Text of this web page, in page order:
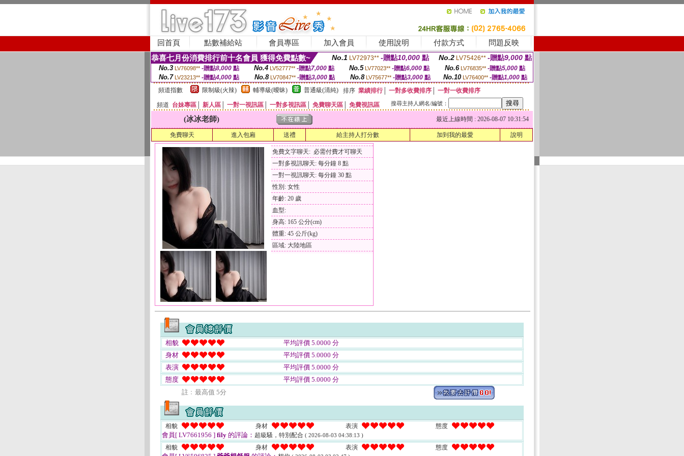
回首頁 點數補給站 會員專區 加入會員 使用說明 付款方式 問題反映
恭喜七月份消費排行前十名會員 獲得免費點數~ No.1 LV72973** -贈點10,000 點 No.2 LV75426** -贈點9,000 點
No.3 LV76098** -贈點8,000點 No.4 LV52777** -贈點7,000點 No.5 LV77023** -贈點6,000點 No.6 LV76835** -贈點5,000點
No.7 LV23213** -贈點4,000 點 No.8 LV70847** -贈點3,000 點 No.8 LV75677** -贈點3,000點 No.10 LV76400** -贈點1,000 點
頻道指數
限制級(火辣) 輔導級(曖昧) 普通級(清純) 排序 業績排行│ 一對多收費排序
一對一收費排序
頻道 台妹專區 新人區 一對一視訊區 一對多視訊區 免費聊天區 免費視訊區 搜尋主持人網名/編號：
(冰冰老師) 最近上線時間 : 2026-08-07 10:31:54
免費聊天 進入包廂 送禮 給主持人打分數 加到我的最愛 說明
免費文字聊天: 必需付費才可聊天
一對多視訊聊天: 每分鐘 8 點
一對一視訊聊天: 每分鐘 30 點
性別: 女性
年齡: 20 歲
血型:
身高: 165 公分(cm)
體重: 45 公斤(kg)
區域: 大陸地區
相貌
平均評價 5.0000 分
身材
平均評價 5.0000 分
表演
平均評價 5.0000 分
態度
平均評價 5.0000 分
註﹕最高值 5分
相貌 身材 表演 態度
會員[ LV7661956 ] fily 的評論： 超級騷，特別配合 ( 2026-08-03 04:38:13 )
相貌 身材 表演 態度